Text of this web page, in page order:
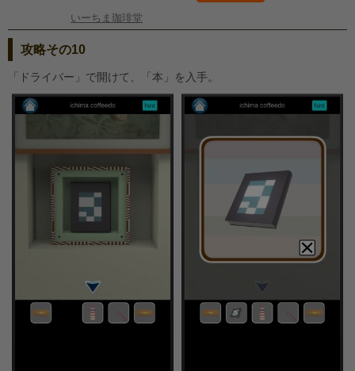
いーちま珈琲堂
攻略その10
「ドライバー」で開けて、「本」を入手。